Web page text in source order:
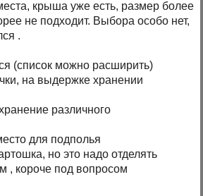
крыша уже есть, размер более
не подходит. Выбора особо нет,
.
(список можно расширить)
на выдержке хранении
различного
для подполья
но это надо отделять
, короче под вопросом